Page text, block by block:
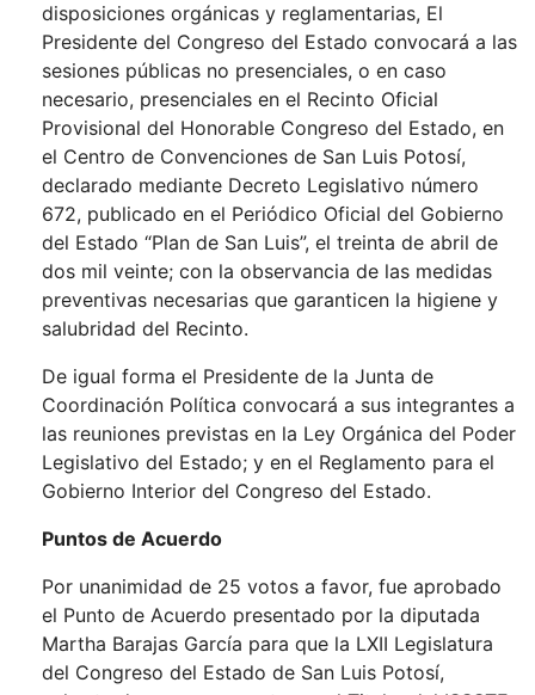
disposiciones orgánicas y reglamentarias, El
Presidente del Congreso del Estado convocará a las
sesiones públicas no presenciales, o en caso
necesario, presenciales en el Recinto Oficial
Provisional del Honorable Congreso del Estado, en
el Centro de Convenciones de San Luis Potosí,
declarado mediante Decreto Legislativo número
672, publicado en el Periódico Oficial del Gobierno
del Estado “Plan de San Luis”, el treinta de abril de
dos mil veinte; con la observancia de las medidas
preventivas necesarias que garanticen la higiene y
salubridad del Recinto.
De igual forma el Presidente de la Junta de
Coordinación Política convocará a sus integrantes a
las reuniones previstas en la Ley Orgánica del Poder
Legislativo del Estado; y en el Reglamento para el
Gobierno Interior del Congreso del Estado.
Puntos de Acuerdo
Por unanimidad de 25 votos a favor, fue aprobado
el Punto de Acuerdo presentado por la diputada
Martha Barajas García para que la LXII Legislatura
del Congreso del Estado de San Luis Potosí,